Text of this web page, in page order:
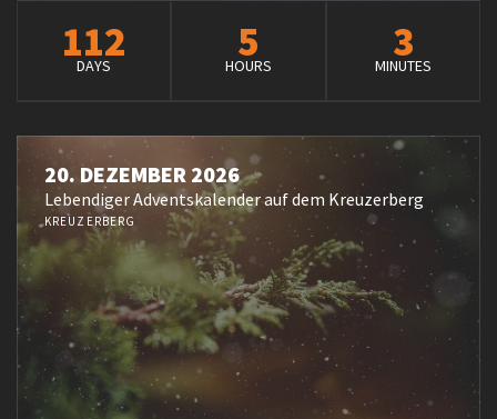
112
DAYS 5
HOURS 3
MINUTES
20. DEZEMBER 2026
Lebendiger Adventskalender auf dem Kreuzerberg
KREUZERBERG